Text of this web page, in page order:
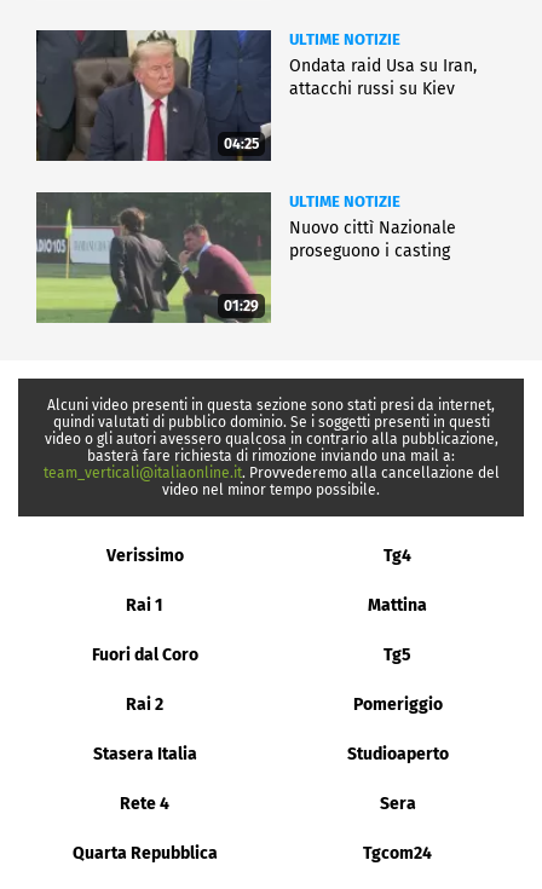
04:25
ULTIME NOTIZIE
Ondata raid Usa su Iran,
attacchi russi su Kiev
01:29
ULTIME NOTIZIE
Nuovo cittì Nazionale
proseguono i casting
Alcuni video presenti in questa sezione sono stati presi da internet,
quindi valutati di pubblico dominio. Se i soggetti presenti in questi
video o gli autori avessero qualcosa in contrario alla pubblicazione,
basterà fare richiesta di rimozione inviando una mail a:
team_verticali@italiaonline.it. Provvederemo alla cancellazione del
video nel minor tempo possibile.
Verissimo Tg4
Rai 1 Mattina
Fuori dal Coro Tg5
Rai 2 Pomeriggio
Stasera Italia Studioaperto
Rete 4 Sera
Quarta Repubblica Tgcom24